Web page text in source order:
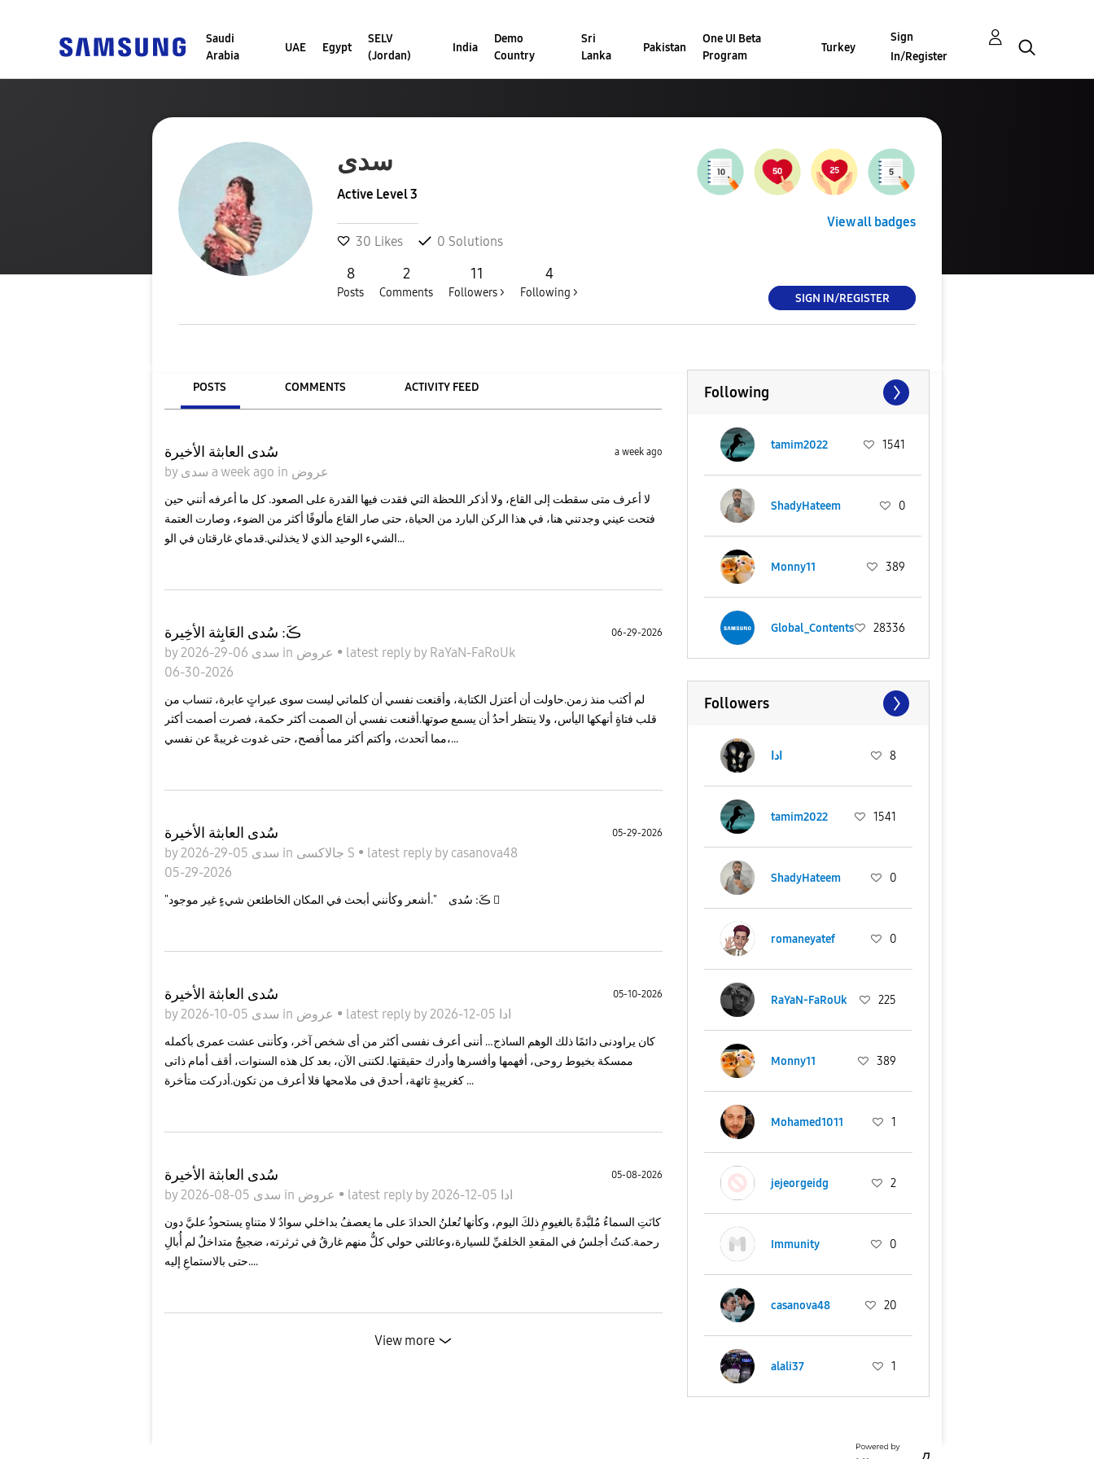
Saudi
Arabia
UAE Egypt
SELV
(Jordan)
India
Demo
Country
Sri
Lanka
Pakistan
One UI Beta
Program
Turkey
Sign
In/Register
سدى
Active Level 3
30 Likes 0 Solutions
8
Posts
2
Comments
11
Followers >
4
Following >
View all badges
SIGN IN/REGISTER
POSTS COMMENTS ACTIVITY FEED
سُدى العابثة الأخيرة
by a week ago in عروض
a week ago
لا أعرف متى سقطت إلى القاع، ولا أذكر اللحظة التي فقدت فيها القدرة على الصعود. كل ما أعرفه أنني حين
فتحت عيني وجدتني هنا، في هذا الركن البارد من الحياة، حتى صار القاع مألوفًا أكثر من الضوء، وصارت العتمة
الشيء الوحيد الذي لا يخذلني.قدماي غارقتان في الو...
ڪَ: سُدى العَابِثة الأخِيرة
by سدى in • latest reply by RaYaN-FaRoUk
06-30-2026
06-29-2026
لم أكتب منذ زمن.حاولت أن أعتزل الكتابة، وأقنعت نفسي أن كلماتي ليست سوى عبراتٍ عابرة، تنساب من
قلب فتاةٍ أنهكها اليأس، ولا ينتظر أحدٌ أن يسمع صوتها.أقنعت نفسي أن الصمت أكثر حكمة، فصرت أصمت أكثر
مما أتحدث، وأكتم أكثر مما أُفصح، حتى غدوت غريبةً عن نفسي،...
سُدى العابثة الأخيرة
by سدى in جالاكسى S • latest reply by casanova48
05-29-2026
05-29-2026
"أشعر وكأنني أبحث في المكان الخاطئعن شيءٍ غير موجود."𧻓ڪَ: سُدى 
سُدى العابثة الأخيرة
by سدى in • latest reply by ادا 05-12-2026
05-10-2026
كان يراودنى دائمًا ذلك الوهم الساذج… أننى أعرف نفسى أكثر من أى شخص آخر، وكأننى عشت عمرى بأكمله
ممسكة بخيوط روحى، أفهمها وأفسرها وأدرك حقيقتها. لكننى الآن، بعد كل هذه السنوات، أقف أمام ذاتى
كغريبةٍ تائهة، أحدق فى ملامحها فلا أعرف من تكون.أدركت متأخرة ...
سُدى العابثة الأخيرة
by سدى in • latest reply by ادا 05-12-2026
05-08-2026
كانَتِ السماءُ مُلبَّدةً بالغيومِ ذلكَ اليوم، وكأنها تُعلنُ الحدادَ على ما يعصفُ بداخلي سوادٌ لا متناهٍ يستحوذُ عليَّ دون
رحمة.كنتُ أجلسُ في المقعدِ الخلفيِّ للسيارة،وعائلتي حولي كلٌّ منهم غارقٌ في ثرثرته، ضجيجٌ متداخلٌ لم أُبالِ
حتى بالاستماعِ إليه....
View more
Following
tamim2022 1541
ShadyHateem 0
Monny11 389
Global_Contents 28336
Followers
ادا 8
tamim2022 1541
ShadyHateem 0
romaneyatef 0
RaYaN-FaRoUk 225
Monny11 389
Mohamed1011 1
jejeorgeidg 2
Immunity 0
casanova48 20
alali37 1